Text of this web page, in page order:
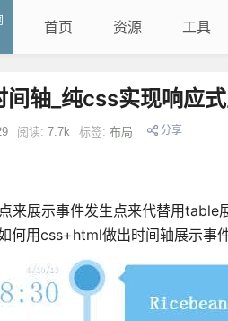
首页 资源 工具
轴_纯css实现响应
阅读: 7.7k 标签: 布局 分享
来展示事件发生点来代替用table
何用css+html做出时间轴展示事